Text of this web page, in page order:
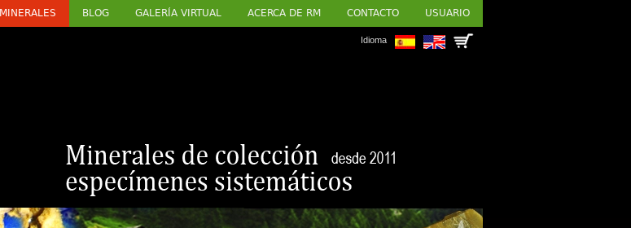
MINERALES BLOG GALERÍA VIRTUAL ACERCA DE RM CONTACTO USUARIO
Idioma